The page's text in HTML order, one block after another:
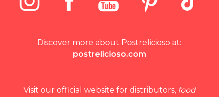
Discover more about Postrelicioso at:
postrelicioso.com
Visit our official website for distributors, food